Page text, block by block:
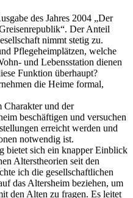
des Jahres 2004 „Der
Der Anteil
nimmt stetig zu.
Pflegeheimplätzen, welche
und Lebensstation dienen
Funktion überhaupt?
die Heime formal,
Charakter und der
beschäftigen und versuchen
erreicht werden und
notwendig ist.
bietet sich ein knapper Einblick
Alterstheorien seit den
ich die gesellschaftlichen
das Altersheim beziehen, um
den Alten zu fragen. Es leitet